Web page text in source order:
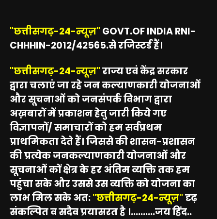
"छत्तीसगढ़-24-न्यूज़" GOVT.OF INDIA RNI-
CHHHIN-2012/42565.से रजिस्टर्ड हैं।
"छत्तीसगढ़-24-न्यूज़"राज्य एवं केंद्र सरकार
द्वारा चलाएं जा रहे जन कल्याणकारी योजनाओं
और सूचनाओं को जनसंपर्क विभाग द्वारा
अख़बारों में प्रकाशन हेतु जारी किये गए
विज्ञापनों/ समाचारों को हम सर्वप्रथम
प्राथमिकता देते हैं। जिससे की शासन-प्रशासन
की प्रत्येक जनकल्याणकारी योजनाओं और
सूचनाओं कों क्षेत्र के हर अंतिम व्यक्ति तक हम
पहुंचा सके और उससे उस व्यक्ति को योजना का
लाभ मिल सके अत:"छत्तीसगढ़-24-न्यूज़"दृढ़
संकल्पित व सदैव प्रयासरत है ।..........जय हिंद..